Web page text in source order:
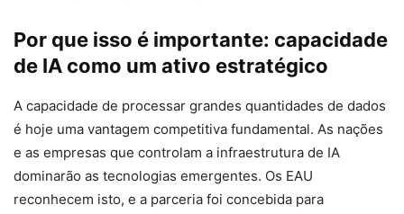
Por que isso é importante: capacidade
de IA como um ativo estratégico
A capacidade de processar grandes quantidades de dados
é hoje uma vantagem competitiva fundamental. As nações
e as empresas que controlam a infraestrutura de IA
dominarão as tecnologias emergentes. Os EAU
reconhecem isto, e a parceria foi concebida para